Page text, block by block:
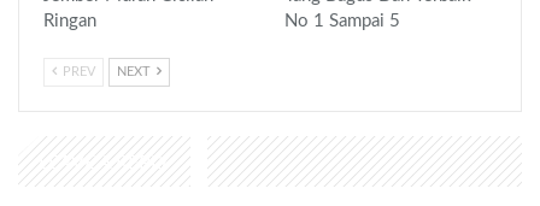
Ringan
No 1 Sampai 5
PREV NEXT
LEAVE A REPLY